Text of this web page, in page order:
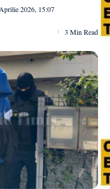
2026, 15:07
3 Min Read